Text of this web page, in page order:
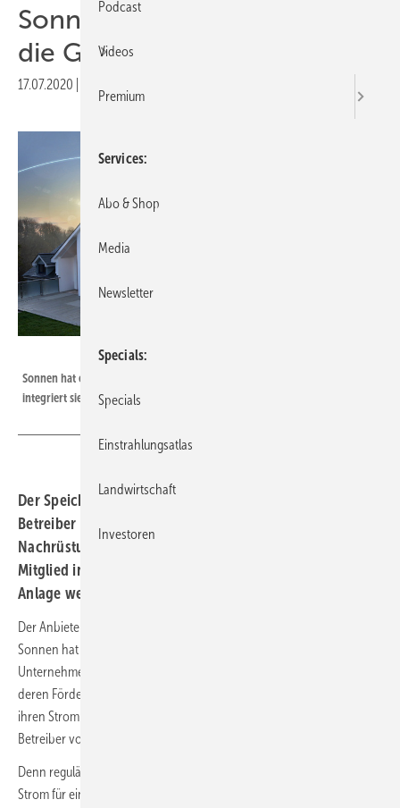
Sonnen nimmt Altanlagen in
die Gemeinschaft auf
17.07.2020
Sonnen hat einen Tarif für Betreiber von Altanlagen entwickelt und
integriert sie so in das eigene virtuelle Kraftwerk.
Der Speicherhersteller Sonnen hat einen Tarif für
Betreiber von älteren Solaranlagen entwickelt. Bei
Nachrüstung eines Stromspeichers können diese
Mitglied in der Sonnencommunity werden und so die
Anlage weiter wirtschaftlich betreiben.
Der Anbieter von Solarbatterien und Speicherdienstleistungen
Sonnen hat einen neuen Stromvertrag entwickelt. Damit öffnet das
Unternehmen seine Community auch für Betreiber von Solaranlagen,
deren Förderung ab kommendem Jahr ausläuft. Diese können so
ihren Strom in der Gemeinschaft, in der Sonnen bereits andere
Betreiber von Solaranlagen und Speichern integriert hat, vertreiben.
Denn regulär müssten die Betreiber der betroffenen Anlagen ihren
Strom für einen Preis von zwei bis drei Cent an der Börse verkaufen.
Podcast
Videos
Premium
Services
Abo & Shop
Media
Newsletter
Specials
Specials
Einstrahlungsatlas
Landwirtschaft
Investoren